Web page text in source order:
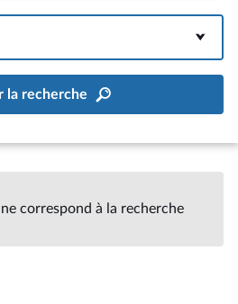
la recherche
correspond à la recherche